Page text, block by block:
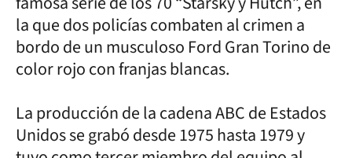
la que dos policías combaten al crimen a
bordo de un musculoso Ford Gran Torino de
color rojo con franjas blancas.
La producción de la cadena ABC de Estados
Unidos se grabó desde 1975 hasta 1979 y